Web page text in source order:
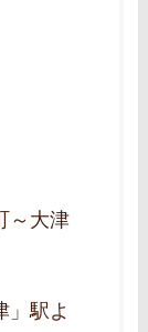
～大津
駅よ